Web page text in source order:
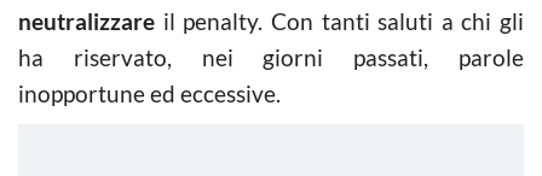
neutralizzare il penalty. Con tanti saluti a chi gli
ha riservato, nei giorni passati, parole
inopportune ed eccessive.